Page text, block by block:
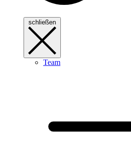
schließen
Team